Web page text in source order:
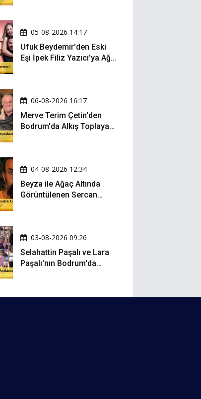
05-08-2026 14:17
Ufuk Beydemir'den Eski
Eşi İpek Filiz Yazıcı'ya Ağır
06-08-2026 16:17
Merve Terim Çetin'den
Bodrum'da Alkış Toplayan
04-08-2026 12:34
Beyza ile Ağaç Altında
Görüntülenen Sercan
03-08-2026 09:26
Selahattin Paşalı ve Lara
Paşalı'nın Bodrum'da